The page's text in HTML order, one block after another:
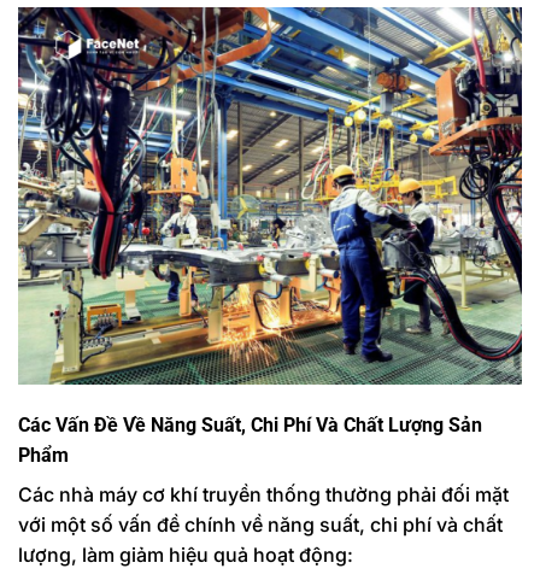
Các Vấn Đề Về Năng Suất, Chi Phí Và Chất Lượng Sản
Phẩm
Các nhà máy cơ khí truyền thống thường phải đối mặt
với một số vấn đề chính về năng suất, chi phí và chất
lượng, làm giảm hiệu quả hoạt động: